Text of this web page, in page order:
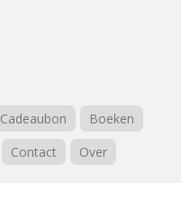
Cadeaubon
Boeken
Contact Over